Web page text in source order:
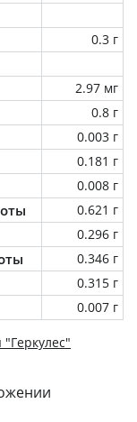
0.3 г
2.97 мг
0.8 г
0.003 г
0.181 г
0.008 г
0.621 г
0.296 г
0.346 г
0.315 г
0.007 г